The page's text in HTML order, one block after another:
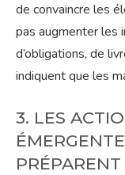
de convaincre les
pas augmenter les
d’obligations, de
indiquent que les
3. LES